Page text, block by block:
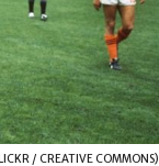
/ CREATIVE COMMONS)